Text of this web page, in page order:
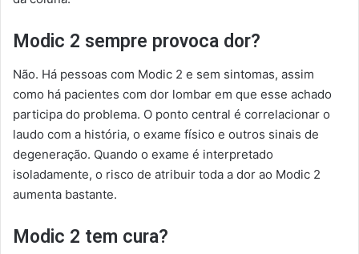
Modic 2 sempre provoca dor?
Não. Há pessoas com Modic 2 e sem sintomas, assim
como há pacientes com dor lombar em que esse achado
participa do problema. O ponto central é correlacionar o
laudo com a história, o exame físico e outros sinais de
degeneração. Quando o exame é interpretado
isoladamente, o risco de atribuir toda a dor ao Modic 2
aumenta bastante.
Modic 2 tem cura?